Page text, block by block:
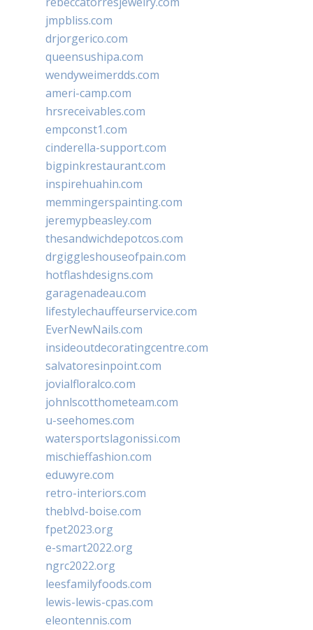
jmpbliss.com
drjorgerico.com
queensushipa.com
wendyweimerdds.com
ameri-camp.com
hrsreceivables.com
empconst1.com
cinderella-support.com
bigpinkrestaurant.com
inspirehuahin.com
memmingerspainting.com
jeremypbeasley.com
thesandwichdepotcos.com
drgiggleshouseofpain.com
hotflashdesigns.com
garagenadeau.com
lifestylechauffeurservice.com
EverNewNails.com
insideoutdecoratingcentre.com
salvatoresinpoint.com
jovialfloralco.com
johnlscotthometeam.com
u-seehomes.com
watersportslagonissi.com
mischieffashion.com
eduwyre.com
retro-interiors.com
theblvd-boise.com
fpet2023.org
e-smart2022.org
ngrc2022.org
leesfamilyfoods.com
lewis-lewis-cpas.com
eleontennis.com